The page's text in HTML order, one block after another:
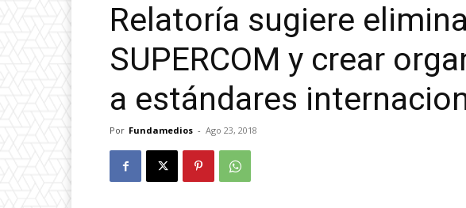
Relatoría sugiere
SUPERCOM y crear
a estándares
Por Fundamedios - Ago 23, 2018